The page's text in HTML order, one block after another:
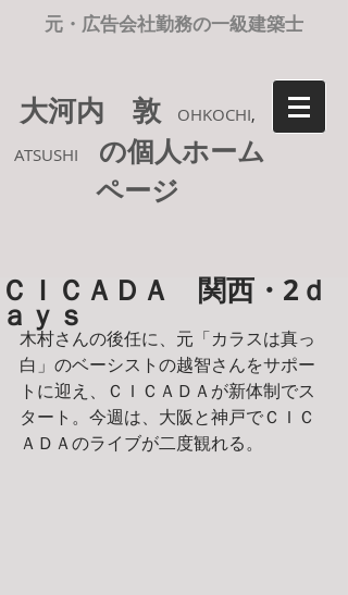
大河内 敦 OHKOCHI,
ATSUSHI の個人ホーム
ページ
元・広告会社勤務の一級建築士
ＣＩＣＡＤＡ 関西・2ｄ
ａｙｓ
木村さんの後任に、元「カラスは真っ
白」のベーシストの越智さんをサポー
トに迎え、ＣＩＣＡＤＡが新体制でス
タート。今週は、大阪と神戸でＣＩＣ
ＡＤＡのライブが二度観れる。